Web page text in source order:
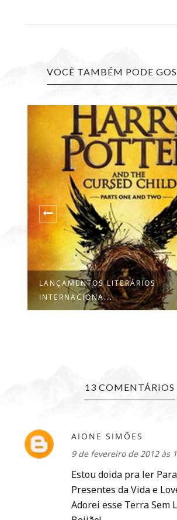
VOCÊ TAMBÉM PODE
LANÇAMENTOS LITERÁRIOS
INTERNACIONA...
13 COMENTÁRIOS
AIONE SIMÕES
9 de fevereiro de 2012 às
Estou doida pra ler
Presentes da Vida e
Adorei esse Terra Sem